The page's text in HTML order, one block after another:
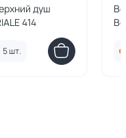
душ
414
5 шт.